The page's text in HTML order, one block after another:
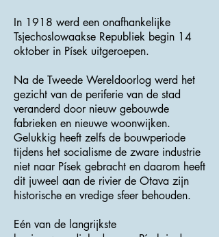
In 1918 werd een onafhankelijke
Tsjechoslowaakse Republiek begin 14
oktober in Písek uitgeroepen.
Na de Tweede Wereldoorlog werd het
gezicht van de periferie van de stad
veranderd door nieuw gebouwde
fabrieken en nieuwe woonwijken.
Gelukkig heeft zelfs de bouwperiode
tijdens het socialisme de zware industrie
niet naar Písek gebracht en daarom heeft
dit juweel aan de rivier de Otava zijn
historische en vredige sfeer behouden.
Eén van de langrijkste